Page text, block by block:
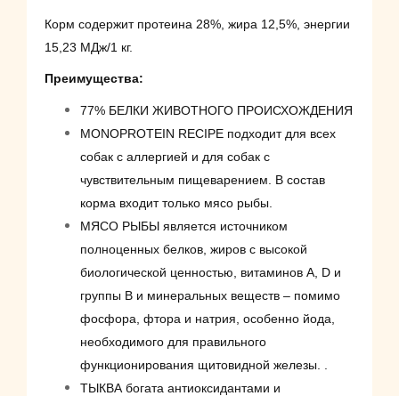
Корм содержит протеина 28%, жира 12,5%, энергии
15,23 МДж/1 кг.
Преимущества:
77% БЕЛКИ ЖИВОТНОГО ПРОИСХОЖДЕНИЯ
MONOPROTEIN RECIPE подходит для всех
собак с аллергией и для собак с
чувствительным пищеварением. В состав
корма входит только мясо рыбы.
МЯСО РЫБЫ является источником
полноценных белков, жиров с высокой
биологической ценностью, витаминов А, D и
группы В и минеральных веществ – помимо
фосфора, фтора и натрия, особенно йода,
необходимого для правильного
функционирования щитовидной железы. .
ТЫКВА богата антиоксидантами и